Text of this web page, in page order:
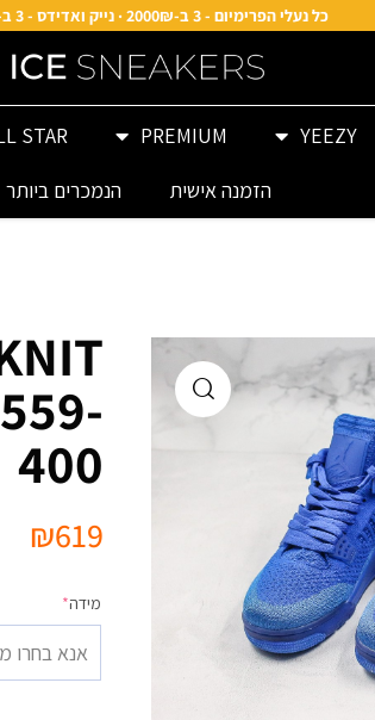
כל נעלי הפרימיום - 3 ב-2000₪ · נייק ואדידס - 3 ב-1200₪
YEEZY
PREMIUM
STAR
הזמנה אישית
הנמכרים ביותר
400
₪619
מידה*
אנא בחרו